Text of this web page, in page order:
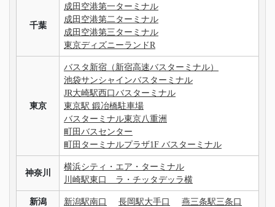
千葉
成田空港第一ターミナル
成田空港第二ターミナル
成田空港第三ターミナル
東京ディズニーランドR
東京
バスタ新宿（新宿高速バスターミナル）
池袋サンシャインバスターミナル
JR大崎駅西口バスターミナル
東京駅 鍛冶橋駐車場
バスターミナル東京八重洲
町田バスセンター
町田ターミナルプラザ1F バスターミナル
神奈川
横浜シティ・エア・ターミナル
川崎駅東口 ラ・チッタデッラ横
新潟 新潟駅南口 長岡駅大手口 燕三条駅三条口